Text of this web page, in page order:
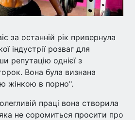
за останній рік привернула
індустрії розваг для
репутацію однієї з
Вона була визнана
жінкою в порно".
праці вона створила
не соромиться просити про